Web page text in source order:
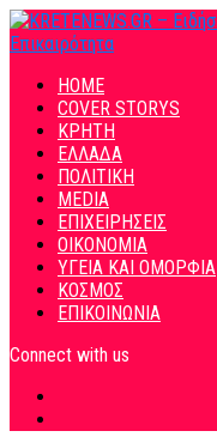
HOME
COVER STORYS
ΚΡΗΤΗ
ΕΛΛΑΔΑ
ΠΟΛΙΤΙΚΗ
MEDIA
ΕΠΙΧΕΙΡΗΣΕΙΣ
ΟΙΚΟΝΟΜΙΑ
ΥΓΕΙΑ ΚΑΙ ΟΜΟΡΦΙΑ
ΚΟΣΜΟΣ
ΕΠΙΚΟΙΝΩΝΙΑ
Connect with us